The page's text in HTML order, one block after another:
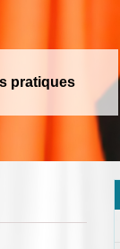
pratiques